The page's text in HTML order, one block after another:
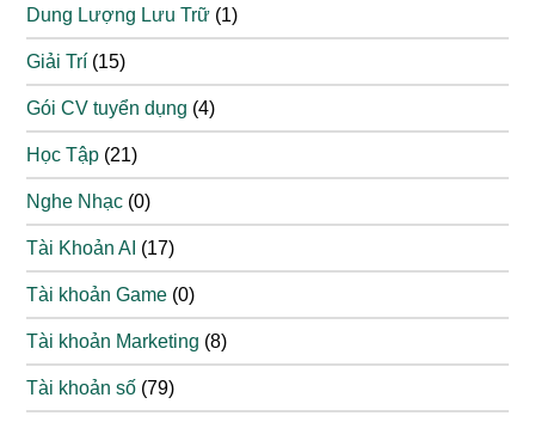
Dung Lượng Lưu Trữ (1)
Giải Trí (15)
Gói CV tuyển dụng (4)
Học Tập (21)
Nghe Nhạc (0)
Tài Khoản AI (17)
Tài khoản Game (0)
Tài khoản Marketing (8)
Tài khoản số (79)